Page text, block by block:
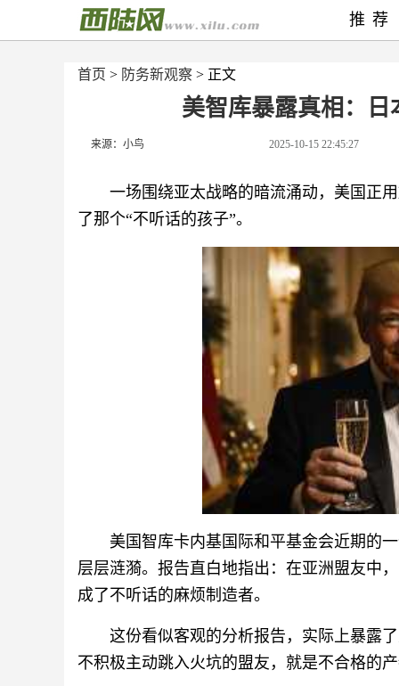
首页 > 防务新观察 > 正文
美智库暴露真相：
来源：小鸟 2025-10-15 22:45:27
一场围绕亚太战略的暗流涌动，美国正
了那个“不听话的孩子”。
美国智库卡内基国际和平基金会近期的
层层涟漪。报告直白地指出：在亚洲盟友中
成了不听话的麻烦制造者。
这份看似客观的分析报告，实际上暴露
不积极主动跳入火坑的盟友，就是不合格的
推荐